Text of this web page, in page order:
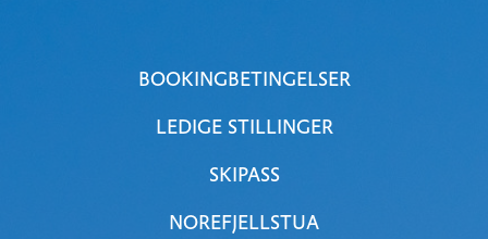
BOOKINGBETINGELSER
LEDIGE STILLINGER
SKIPASS
NOREFJELLSTUA